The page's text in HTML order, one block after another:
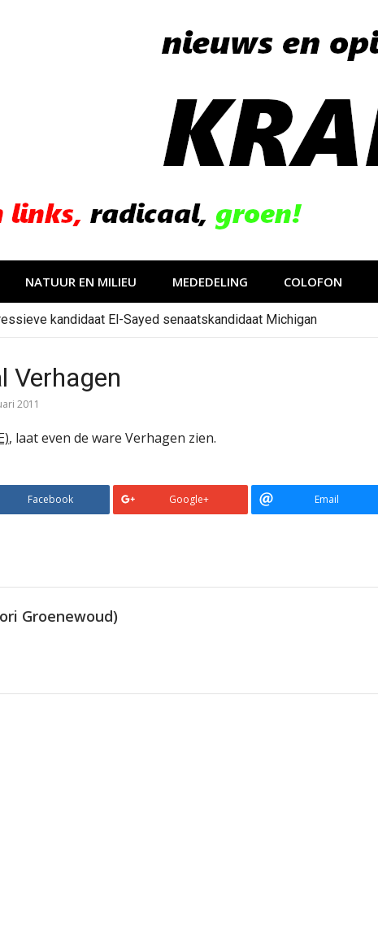
NATUUR EN MILIEU MEDEDELING COLOFON
kandidaat El-Sayed senaatskandidaat Michigan
Verhagen
2011
, laat even de ware Verhagen zien.
Facebook Google+ Email
Groenewoud)